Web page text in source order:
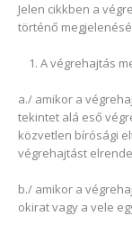
Jelen cikkben a
történő
A végrehajtás
a./ amikor a
tekintet alá eső
közvetlen bírósági
végrehajtást
b./ amikor a
okirat vagy a vele